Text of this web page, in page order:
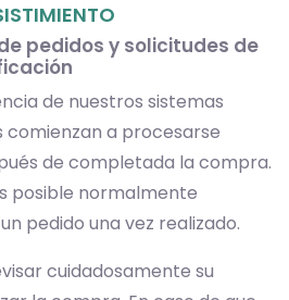
pedidos y solicitudes de
de nuestros sistemas
comienzan a procesarse
de completada la compra.
posible normalmente
pedido una vez realizado.
cuidadosamente su